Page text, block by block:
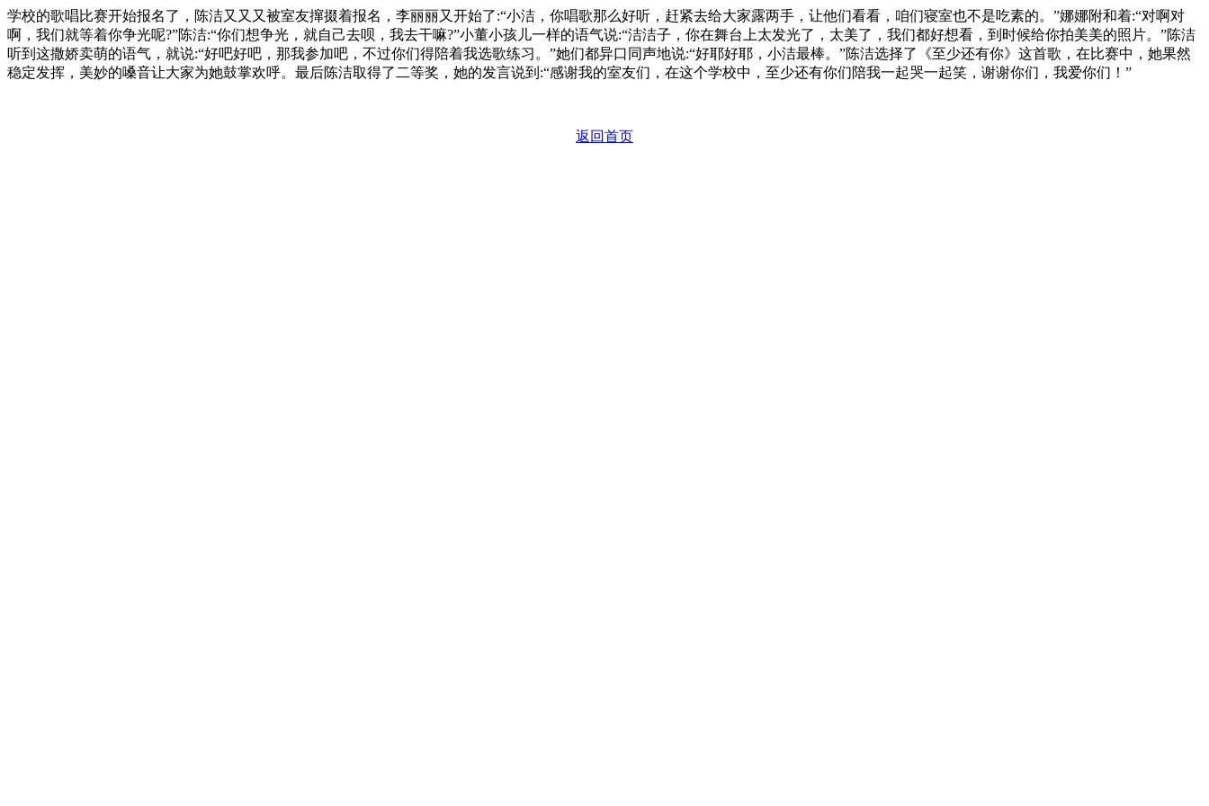
学校的歌唱比赛开始报名了，陈洁又又又被室友撺掇着报名，李丽丽又开始了:“小洁，你唱歌那么好听，赶紧去给大家露两手，让他们看看，咱们寝室也不是吃素的。”娜娜附和着:“对啊对
啊，我们就等着你争光呢?”陈洁:“你们想争光，就自己去呗，我去干嘛?”小董小孩儿一样的语气说:“洁洁子，你在舞台上太发光了，太美了，我们都好想看，到时候给你拍美美的照片。”陈洁
听到这撒娇卖萌的语气，就说:“好吧好吧，那我参加吧，不过你们得陪着我选歌练习。”她们都异口同声地说:“好耶好耶，小洁最棒。”陈洁选择了《至少还有你》这首歌，在比赛中，她果然
稳定发挥，美妙的嗓音让大家为她鼓掌欢呼。最后陈洁取得了二等奖，她的发言说到:“感谢我的室友们，在这个学校中，至少还有你们陪我一起哭一起笑，谢谢你们，我爱你们！”
返回首页